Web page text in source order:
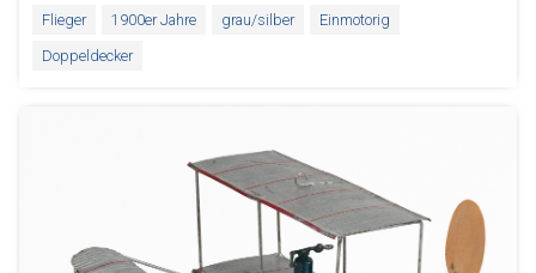
Flieger 1900er Jahre grau/silber
Einmotorig
Doppeldecker